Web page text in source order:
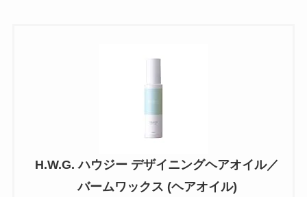
H.W.G. ハウジー デザイニングヘアオイル／
バームワックス (ヘアオイル)